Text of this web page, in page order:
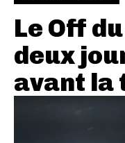
Le Off
deux
avant la